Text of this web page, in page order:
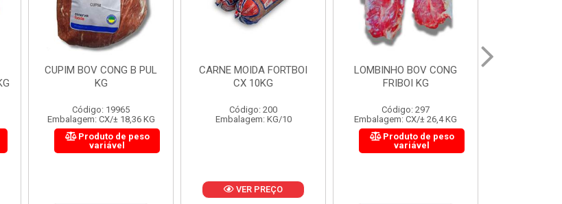
CARNE MOIDA FORTBOI
CX 10KG
Código: 200
Embalagem: KG/10
LOMBINHO BOV CONG
FRIBOI KG
Código: 297
Embalagem: CX/± 26,4 KG
FIGADO BOV CONG FRIBOI
KG
Código: 222
Embalagem: CX/± 30,12 KG
Produto de peso
variável